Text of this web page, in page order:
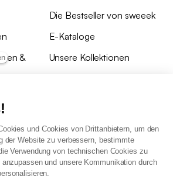
und Cookies von Drittanbietern, um den
der Website zu verbessern, bestimmte
Verwendung von technischen Cookies zu
und unsere Kommunikation durch
&
Die Bestseller von sweeek
E-Kataloge
Unsere Kollektionen